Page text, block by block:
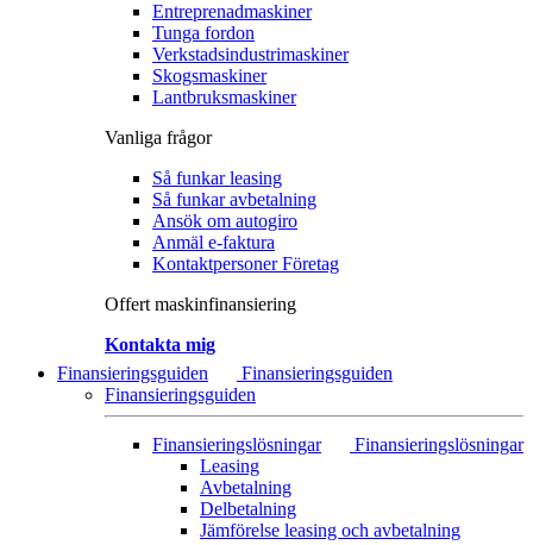
Entreprenadmaskiner
Tunga fordon
Verkstadsindustrimaskiner
Skogsmaskiner
Lantbruksmaskiner
Vanliga frågor
Så funkar leasing
Så funkar avbetalning
Ansök om autogiro
Anmäl e-faktura
Kontaktpersoner Företag
Offert maskinfinansiering
Kontakta mig
Finansieringsguiden
Finansieringsguiden
Finansieringsguiden
Finansieringslösningar
Finansieringslösningar
Leasing
Avbetalning
Delbetalning
Jämförelse leasing och avbetalning